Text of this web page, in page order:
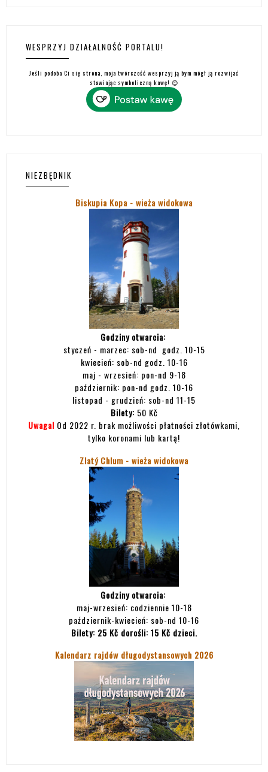
WESPRZYJ DZIAŁALNOŚĆ PORTALU!
Jeśli podoba Ci się strona, moja twórczość wesprzyj ją bym mógł ją rozwijać
stawiając symboliczną kawę! 😊
NIEZBĘDNIK
Biskupia Kopa - wieża widokowa
Godziny otwarcia:
styczeń - marzec: sob-nd godz. 10-15
kwiecień: sob-nd godz. 10-16
maj - wrzesień: pon-nd 9-18
październik: pon-nd godz. 10-16
listopad - grudzień: sob-nd 11-15
Bilety: 50 Kč
Uwaga! Od 2022 r. brak możliwości płatności złotówkami,
tylko koronami lub kartą!
Zlatý Chlum - wieża widokowa
Godziny otwarcia:
maj-wrzesień: codziennie 10-18
październik-kwiecień: sob-nd 10-16
Bilety: 25 Kč dorośli: 15 Kč dzieci.
Kalendarz rajdów długodystansowych 2026